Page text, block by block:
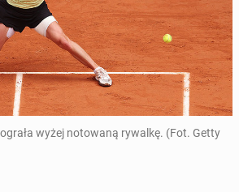
wyżej notowaną rywalkę. (Fot. Getty